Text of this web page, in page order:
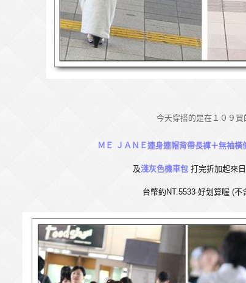
今天穿搭的是在１０９買
ＭＥ ＪＡＮＥ連身連帽背帶長褲＋無袖橫
及淺灰色機車包 打完折加起來
台幣約NT.5533 好划算喔 (不